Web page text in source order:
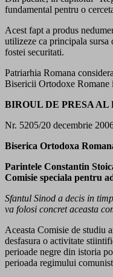
fundamental pentru o
Acest fapt a produs
utilizeze ca principala
fostei securitati.
Patriarhia Romana
Bisericii Ortodoxe Romane
BIROUL DE PRESA
Nr. 5205/20 decembrie
Biserica Ortodoxa
Parintele Constantin
Comisie speciala pentru
Sfantul Sinod a decis in
va folosi concret aceasta
Aceasta Comisie de studiu
desfasura o activitate
perioade negre din istoria
perioada regimului